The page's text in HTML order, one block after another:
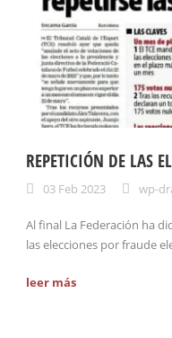
REPETICIÓN DE LAS
03 Feb 2023 wp-
Al final La Federación ha
las elecciones por fraude
leer más